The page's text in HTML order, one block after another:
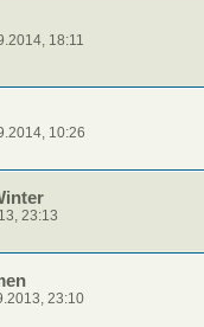
18:11
10:26
23:13
23:10